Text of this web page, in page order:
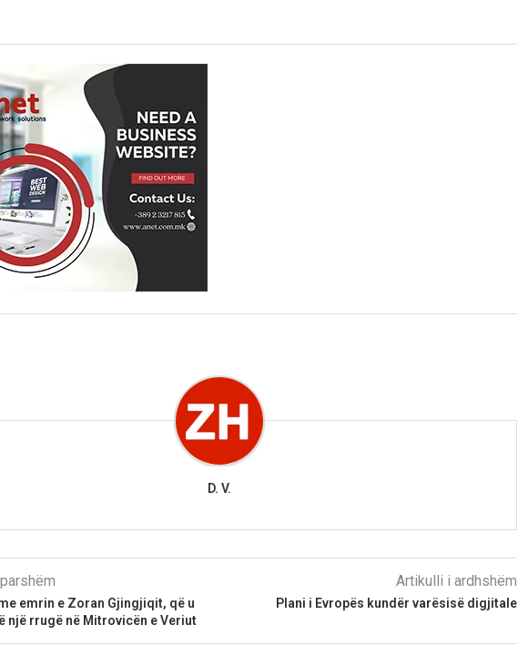
D. V.
emrin e Zoran Gjingjiqit, që u
një rrugë në Mitrovicën e Veriut
Artikulli i ardhshëm
Plani i Evropës kundër varësisë digjitale